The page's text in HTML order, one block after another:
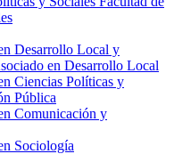
Desarrollo Local y
en Desarrollo Local
Ciencias Políticas y
Pública
Comunicación y
Sociología